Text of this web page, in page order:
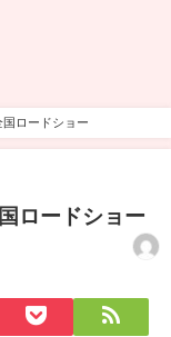
国ロードショー
ロードショー